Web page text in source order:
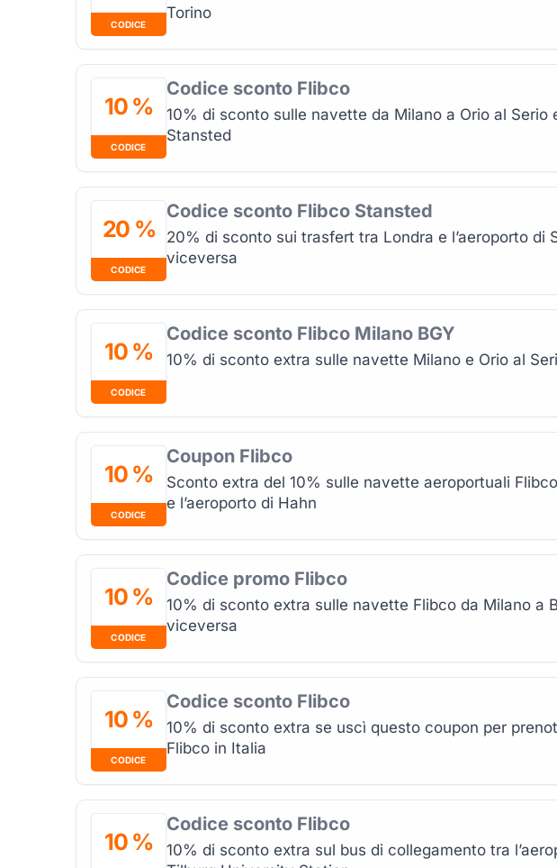
CODICE
Torino
10 %
CODICE
Codice sconto Flibco
10% di sconto sulle navette da Milano a Orio al Serio
Stansted
20 %
CODICE
Codice sconto Flibco Stansted
20% di sconto sui trasfert tra Londra e l’aeroporto di
viceversa
10 %
CODICE
Codice sconto Flibco Milano BGY
10% di sconto extra sulle navette Milano e Orio al
10 %
CODICE
Coupon Flibco
Sconto extra del 10% sulle navette aeroportuali
e l’aeroporto di Hahn
10 %
CODICE
Codice promo Flibco
10% di sconto extra sulle navette Flibco da Milano a
viceversa
10 %
CODICE
Codice sconto Flibco
10% di sconto extra se uscì questo coupon per
Flibco in Italia
10 %
Codice sconto Flibco
10% di sconto extra sul bus di collegamento tra